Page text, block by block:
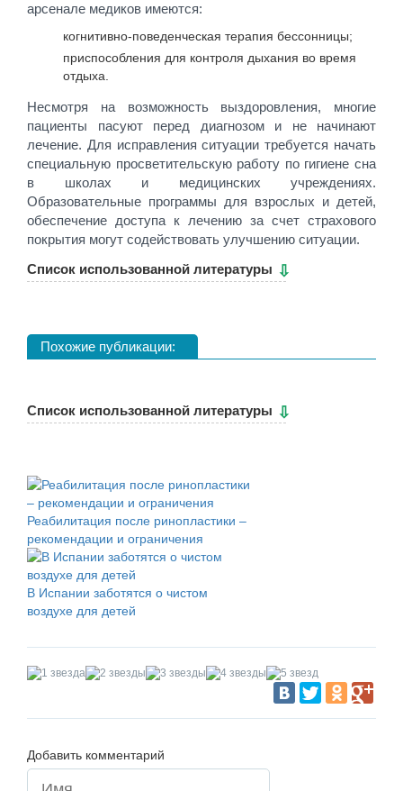
арсенале медиков имеются:
когнитивно-поведенческая терапия бессонницы;
приспособления для контроля дыхания во время
отдыха.
Несмотря на возможность выздоровления, многие
пациенты пасуют перед диагнозом и не начинают
лечение. Для исправления ситуации требуется начать
специальную просветительскую работу по гигиене сна
в школах и медицинских учреждениях.
Образовательные программы для взрослых и детей,
обеспечение доступа к лечению за счет страхового
покрытия могут содействовать улучшению ситуации.
Cписок использованной литературы
Похожие публикации:
Cписок использованной литературы
Реабилитация после ринопластики –
рекомендации и ограничения
В Испании заботятся о чистом
воздухе для детей
Добавить комментарий